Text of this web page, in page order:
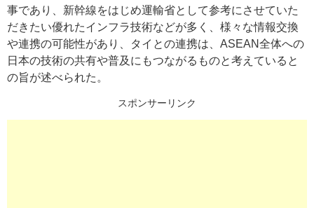
事であり、新幹線をはじめ運輸省として参考にさせていた
だきたい優れたインフラ技術などが多く、様々な情報交換
や連携の可能性があり、タイとの連携は、ASEAN全体への
日本の技術の共有や普及にもつながるものと考えていると
の旨が述べられた。
スポンサーリンク